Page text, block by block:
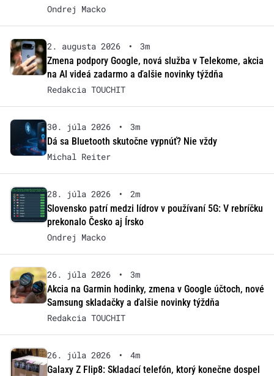
Ondrej Macko
2. augusta 2026 •
3m
Zmena podpory Google, nová služba v Telekome, akcia
na AI videá zadarmo a ďalšie novinky týždňa
Redakcia TOUCHIT
30. júla 2026 •
3m
Dá sa Bluetooth skutočne vypnúť? Nie vždy
Michal Reiter
28. júla 2026 •
2m
Slovensko patrí medzi lídrov v používaní 5G: V rebríčku
prekonalo Česko aj Írsko
Ondrej Macko
26. júla 2026 •
3m
Akcia na Garmin hodinky, zmena v Google účtoch, nové
Samsung skladačky a ďalšie novinky týždňa
Redakcia TOUCHIT
26. júla 2026 •
4m
Galaxy Z Flip8: Skladací telefón, ktorý konečne dospel